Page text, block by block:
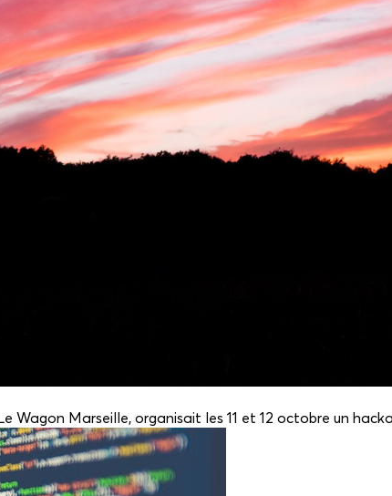
Wagon Marseille, organisait les 11 et 12 octobre un